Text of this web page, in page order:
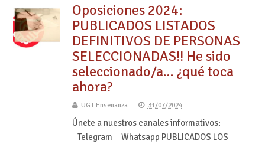
Oposiciones 2024:
PUBLICADOS LISTADOS
DEFINITIVOS DE PERSONAS
SELECCIONADAS!! He sido
seleccionado/a… ¿qué toca
ahora?
UGT Enseñanza 31/07/2024
Únete a nuestros canales informativos:
Telegram Whatsapp PUBLICADOS LOS